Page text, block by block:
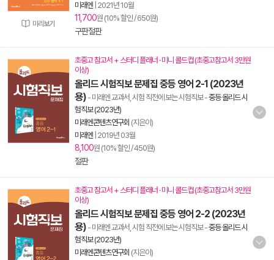
미리보기
미래엔 2021년 10월
11,700원 (10% 할인 / 650원)
구판절판
초중고 참고서 + 스터디 플래너 · 미니 콜드컵 (초중고참고서 3만원
이상)
올리드 시험직보 문제집 중등 영어 2-1 (2023년
용) - 미래엔 교과서, 시험 직전에 보는 시험직보-중등 올리드 시
험직보 (2023년)
미래엔콘텐츠연구회 (지은이)
미래엔 2019년 03월
8,100원 (10% 할인 / 450원)
절판
초중고 참고서 + 스터디 플래너 · 미니 콜드컵 (초중고참고서 3만원
이상)
올리드 시험직보 문제집 중등 영어 2-2 (2023년
용) - 미래엔 교과서, 시험 직전에 보는 시험직보-중등 올리드 시
험직보 (2023년)
미래엔콘텐츠연구회 (지은이)